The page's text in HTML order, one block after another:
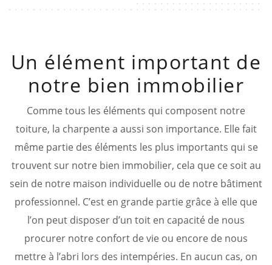
Un élément important de
notre bien immobilier
Comme tous les éléments qui composent notre
toiture, la charpente a aussi son importance. Elle fait
même partie des éléments les plus importants qui se
trouvent sur notre bien immobilier, cela que ce soit au
sein de notre maison individuelle ou de notre bâtiment
professionnel. C’est en grande partie grâce à elle que
l’on peut disposer d’un toit en capacité de nous
procurer notre confort de vie ou encore de nous
mettre à l’abri lors des intempéries. En aucun cas, on